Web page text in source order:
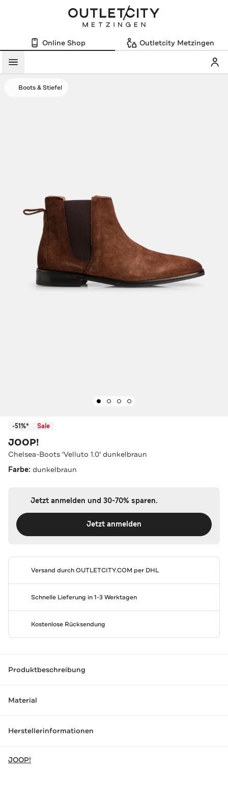
Online Shop Outletcity Metzingen
Menü
Boots & Stiefel
-51%* Sale
JOOP!
Chelsea-Boots 'Velluto 1.0' dunkelbraun
Farbe: dunkelbraun
Jetzt anmelden und 30-70% sparen.
Jetzt anmelden
Versand durchOUTLETCITY.COM per DHL
Schnelle Lieferung in 1-3 Werktagen
Kostenlose Rücksendung
Produktbeschreibung
Material
Herstellerinformationen
JOOP!